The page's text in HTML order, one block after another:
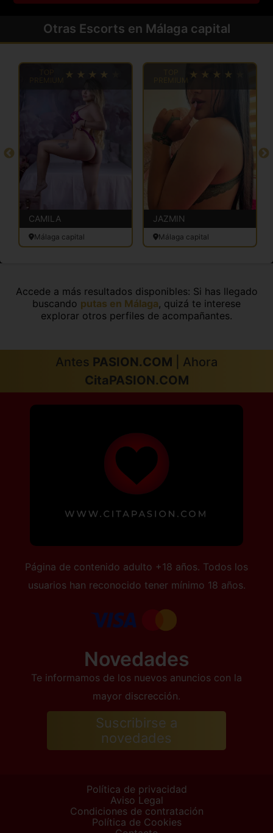
Otras Escorts en Málaga capital
CAMILA
Málaga capital
JAZMIN
Málaga capital
Accede a más resultados disponibles: Si has llegado
buscando putas en Málaga, quizá te interese
explorar otros perfiles de acompañantes.
Antes PASION.COM | Ahora
CitaPASION.COM
Página de contenido adulto +18 años. Todos los
usuarios han reconocido tener mínimo 18 años.
Novedades
Te informamos de los nuevos anuncios con la
mayor discrección.
Suscribirse a
novedades
Política de privacidad
Aviso Legal
Condiciones de contratación
Política de Cookies